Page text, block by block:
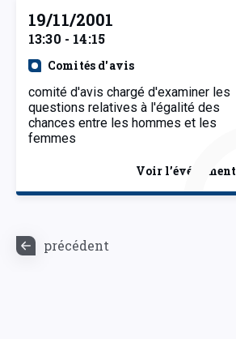
19/11/2001
13:30 - 14:15
Comités d'avis
comité d'avis chargé d'examiner les
questions relatives à l'égalité des
chances entre les hommes et les
femmes
Voir l’événement
précédent